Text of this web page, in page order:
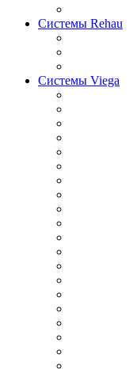
Системы Rehau
Системы Viega